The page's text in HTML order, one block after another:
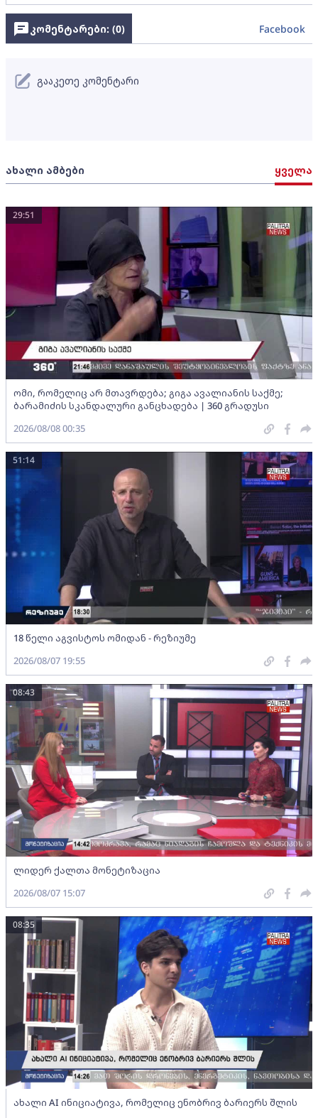
ახალი ამბები ყველა
ომი, რომელიც არ მთავრდება; გიგა ავალიანის საქმე;
ბარამიძის სკანდალური განცხადება | 360 გრადუსი
29:51
2026/08/08 00:35
18 წელი აგვისტოს ომიდან - რეზიუმე
51:14
2026/08/07 19:55
ლიდერ ქალთა მონეტიზაცია
08:43
2026/08/07 15:07
ახალი AI ინიციატივა, რომელიც ენობრივ ბარიერს შლის
08:35
კომენტარები: (0) Facebook
გააკეთე კომენტარი